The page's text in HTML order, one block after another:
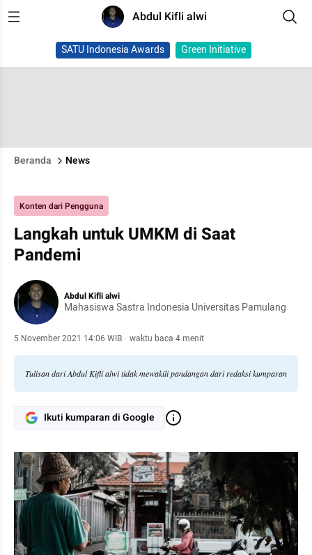
Abdul Kifli alwi
SATU Indonesia Awards Green Initiative
Beranda News
Konten dari Pengguna
Langkah untuk UMKM di Saat
Pandemi
Abdul Kifli alwi
Mahasiswa Sastra Indonesia Universitas Pamulang
5 November 2021 14:06 WIB · waktu baca 4 menit
Tulisan dari Abdul Kifli alwi tidak mewakili pandangan dari redaksi kumparan
Ikuti kumparan di Google